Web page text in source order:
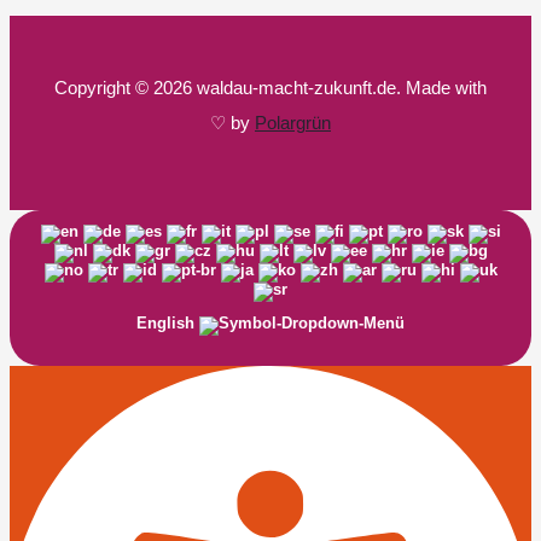
Copyright © 2026 waldau-macht-zukunft.de. Made with
♡ by Polargrün
English